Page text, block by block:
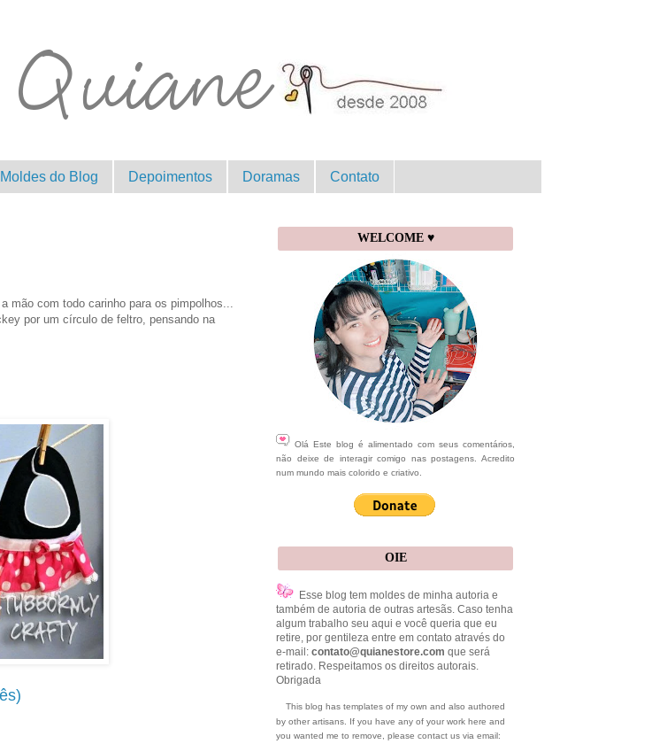
Moldes do Blog Depoimentos Doramas Contato
mão com todo carinho para os pimpolhos...
por um círculo de feltro, pensando na
WELCOME ♥
Olá Este blog é alimentado com seus comentários,
não deixe de interagir comigo nas postagens. Acredito
num mundo mais colorido e criativo.
OIE
Esse blog tem moldes de minha autoria e
também de autoria de outras artesãs. Caso tenha
algum trabalho seu aqui e você queria que eu
retire, por gentileza entre em contato através do
e-mail: contato@quianestore.com que será
retirado. Respeitamos os direitos autorais.
Obrigada
This blog has templates of my own and also authored
by other artisans. If you have any of your work here and
you wanted me to remove, please contact us via email: